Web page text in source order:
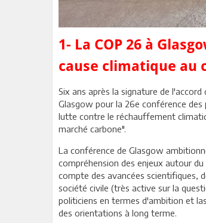
1- La COP 26 à
cause climatique au
Six ans après la signature de
Glasgow pour la 26e conférence
lutte contre le réchauffement
marché carbone".
La conférence de Glasgow
compréhension des enjeux autour
compte des avancées scientifiques,
société civile (très active sur la
politiciens en termes d'ambition et
des orientations à long terme.